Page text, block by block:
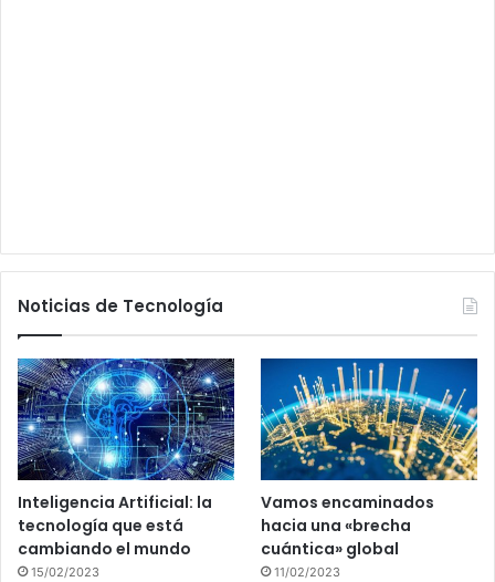
Noticias de Tecnología
Inteligencia Artificial: la
tecnología que está
cambiando el mundo
15/02/2023
Vamos encaminados
hacia una «brecha
cuántica» global
11/02/2023